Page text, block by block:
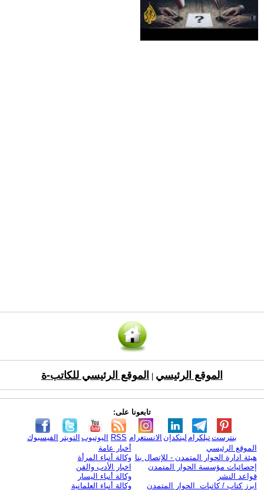
الموقع الرئيسي الموقع الرئيسي للكاتب-ة
تابعونا على:
الفيسبوك التويتر اليوتيوب RSS الانستغرام لينكدإن تيلكرامبنترست
الموقع الرئيسي
هيئة ادارة الحوار المتمدن - للإتصال بنا
إحصائيات مؤسسة الحوار المتمدن
قواعد النشر
ابرز كتاب / كاتبات الحوار المتمدن
أخبار عامة
وكالة أنباء المرأة
اخبار الأدب والفن
وكالة أنباء اليسار
وكالة أنباء العلمانية